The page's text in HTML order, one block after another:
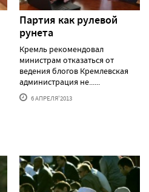
Партия как рулевой
рунета
Кремль рекомендовал
министрам отказаться от
ведения блогов Кремлевская
администрация не......
6 АПРЕЛЯ'2013